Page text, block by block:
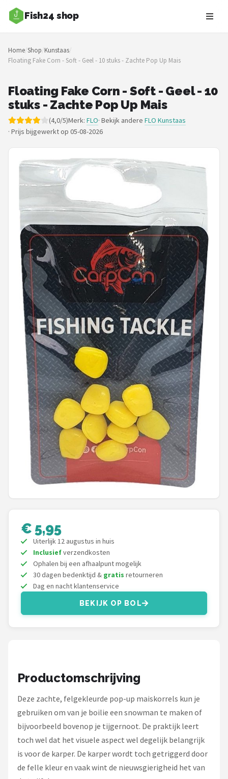
Fish24 shop
Zoeken
NAVIGATIE
Merken
Blog
Hengelsoorten
Hengels
Molens
Dobbers
Kunstaas
Shop
POPULAIRE MERKEN
Westin
Spro
Korda
Salmo
Rapala
PB Products
Fox Rage
Rozemeijer
Gamakatsu
Mikado
Alle merken →
Home/Shop/Kunstaas/
Floating Fake Corn - Soft - Geel - 10 stuks - Zachte Pop Up Mais
Floating Fake Corn - Soft - Geel - 10
stuks - Zachte Pop Up Mais
(4,0/5)Merk: FLO· Bekijk andere FLO Kunstaas
· Prijs bijgewerkt op 05-08-2026
€ 5,95
Uiterlijk 12 augustus in huis
Inclusiefverzendkosten
Ophalen bij een afhaalpunt mogelijk
30 dagen bedenktijd & gratis retourneren
Dag en nacht klantenservice
BEKIJK OP BOL
Productomschrijving
Deze zachte, felgekleurde pop-up maiskorrels kun je
gebruiken om van je boilie een snowman te maken of
bijvoorbeeld bovenop je tijgernoot. De praktijk leert
toch wel dat het visuele aspect wel degelijk belangrijk
is voor de karper. De karper wordt toch getriggerd door
de felle kleur en vaak wint de nieuwsgierigheid het van